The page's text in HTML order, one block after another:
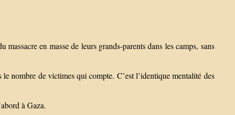
en masse de leurs grands-parents dans les camps, sans
nombre de victimes qui compte. C’est l’identique mentalité des
à Gaza.